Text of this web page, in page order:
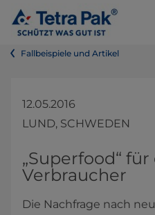
Fallbeispiele und Artikel
12.05.2016
LUND, SCHWEDEN
​​​​​​​​​​​​​​​​​​​„Superfood“
Verbraucher​
Die Nachfrage nach